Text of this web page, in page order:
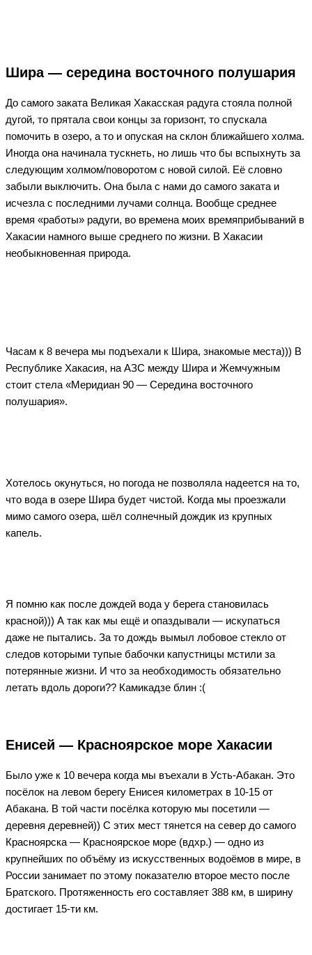
Шира — середина восточного полушария
До самого заката Великая Хакасская радуга стояла полной
дугой, то прятала свои концы за горизонт, то спускала
помочить в озеро, а то и опуская на склон ближайшего холма.
Иногда она начинала тускнеть, но лишь что бы вспыхнуть за
следующим холмом/поворотом с новой силой. Её словно
забыли выключить. Она была с нами до самого заката и
исчезла с последними лучами солнца. Вообще среднее
время «работы» радуги, во времена моих времяприбываний в
Хакасии намного выше среднего по жизни. В Хакасии
необыкновенная природа.
Часам к 8 вечера мы подъехали к Шира, знакомые места))) В
Республике Хакасия, на АЗС между Шира и Жемчужным
стоит стела «Меридиан 90 — Середина восточного
полушария».
Хотелось окунуться, но погода не позволяла надеется на то,
что вода в озере Шира будет чистой. Когда мы проезжали
мимо самого озера, шёл солнечный дождик из крупных
капель.
Я помню как после дождей вода у берега становилась
красной))) А так как мы ещё и опаздывали — искупаться
даже не пытались. За то дождь вымыл лобовое стекло от
следов которыми тупые бабочки капустницы мстили за
потерянные жизни. И что за необходимость обязательно
летать вдоль дороги?? Камикадзе блин :(
Енисей — Красноярское море Хакасии
Было уже к 10 вечера когда мы въехали в Усть-Абакан. Это
посёлок на левом берегу Енисея километрах в 10-15 от
Абакана. В той части посёлка которую мы посетили —
деревня деревней)) С этих мест тянется на север до самого
Красноярска — Красноярское море (вдхр.) — одно из
крупнейших по объёму из искусственных водоёмов в мире, в
России занимает по этому показателю второе место после
Братского. Протяженность его составляет 388 км, в ширину
достигает 15-ти км.